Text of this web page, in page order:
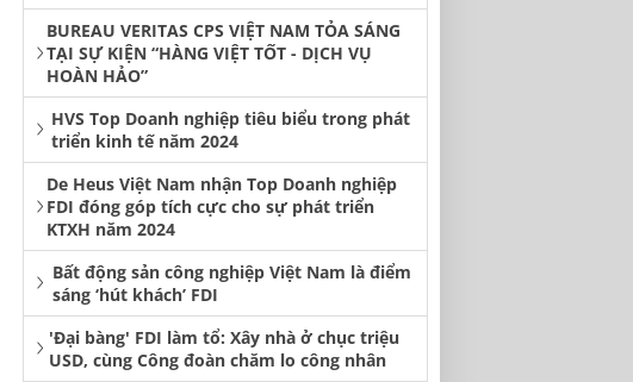
BUREAU VERITAS CPS VIỆT NAM TỎA SÁNG
TẠI SỰ KIỆN “HÀNG VIỆT TỐT - DỊCH VỤ
HOÀN HẢO”
HVS Top Doanh nghiệp tiêu biểu trong phát
triển kinh tế năm 2024
De Heus Việt Nam nhận Top Doanh nghiệp
FDI đóng góp tích cực cho sự phát triển
KTXH năm 2024
Bất động sản công nghiệp Việt Nam là điểm
sáng ‘hút khách’ FDI
'Đại bàng' FDI làm tổ: Xây nhà ở chục triệu
USD, cùng Công đoàn chăm lo công nhân